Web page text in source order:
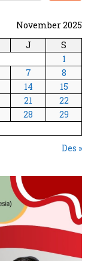
November 2025
J
S
1
7
8
14
15
21
22
28
29
Des »